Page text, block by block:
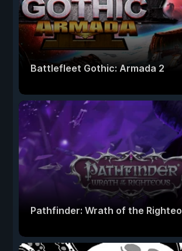
Battlefleet Gothic: Armada 2
Pathfinder: Wrath of the